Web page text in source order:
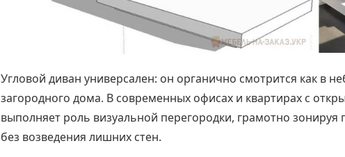
Угловой диван универсален: он органично смотрится как в
загородного дома. В современных офисах и квартирах с
выполняет роль визуальной перегородки, грамотно
без возведения лишних стен.